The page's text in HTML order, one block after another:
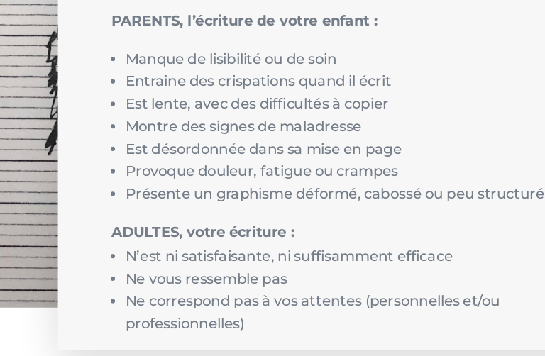
PARENTS, l’écriture de votre enfant :
Manque de lisibilité ou de soin
Entraîne des crispations quand il écrit
Est lente, avec des difficultés à copier
Montre des signes de maladresse
Est désordonnée dans sa mise en page
Provoque douleur, fatigue ou crampes
Présente un graphisme déformé, cabossé ou peu structuré
ADULTES, votre écriture :
N’est ni satisfaisante, ni suffisamment efficace
Ne vous ressemble pas
Ne correspond pas à vos attentes (personnelles et/ou
professionnelles)